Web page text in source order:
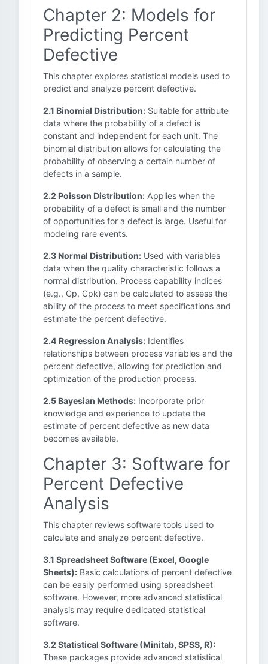
Chapter 2: Models for
Predicting Percent
Defective
This chapter explores statistical models used to
predict and analyze percent defective.
2.1 Binomial Distribution: Suitable for attribute
data where the probability of a defect is
constant and independent for each unit. The
binomial distribution allows for calculating the
probability of observing a certain number of
defects in a sample.
2.2 Poisson Distribution: Applies when the
probability of a defect is small and the number
of opportunities for a defect is large. Useful for
modeling rare events.
2.3 Normal Distribution: Used with variables
data when the quality characteristic follows a
normal distribution. Process capability indices
(e.g., Cp, Cpk) can be calculated to assess the
ability of the process to meet specifications and
estimate the percent defective.
2.4 Regression Analysis: Identifies
relationships between process variables and the
percent defective, allowing for prediction and
optimization of the production process.
2.5 Bayesian Methods: Incorporate prior
knowledge and experience to update the
estimate of percent defective as new data
becomes available.
Chapter 3: Software for
Percent Defective
Analysis
This chapter reviews software tools used to
calculate and analyze percent defective.
3.1 Spreadsheet Software (Excel, Google
Sheets): Basic calculations of percent defective
can be easily performed using spreadsheet
software. However, more advanced statistical
analysis may require dedicated statistical
software.
3.2 Statistical Software (Minitab, SPSS, R):
These packages provide advanced statistical